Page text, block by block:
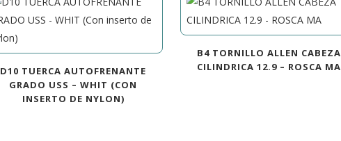
D10 TUERCA AUTOFRENANTE
GRADO USS – WHIT (CON
INSERTO DE NYLON)
B4 TORNILLO ALLEN CABEZA
CILINDRICA 12.9 – ROSCA MA